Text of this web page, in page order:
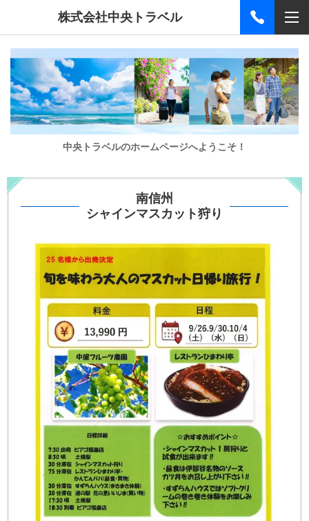
株式会社中央トラベル
中央トラベルのホームページへようこそ！
南信州
シャインマスカット狩り